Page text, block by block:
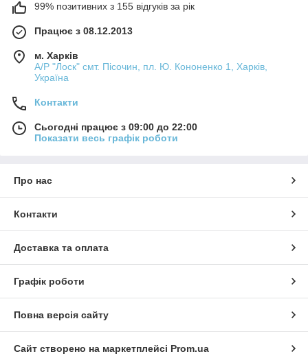
99% позитивних з 155 відгуків за рік
Працює з 08.12.2013
м. Харків
А/Р "Лоск" смт. Пісочин, пл. Ю. Кононенко 1, Харків,
Україна
Контакти
Сьогодні працює з 09:00 до 22:00
Показати весь графік роботи
Про нас
Контакти
Доставка та оплата
Графік роботи
Повна версія сайту
Сайт створено на маркетплейсі Prom.ua